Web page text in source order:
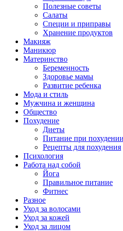
Полезные советы
Салаты
Специи и приправы
Хранение продуктов
Макияж
Маникюр
Материнство
Беременность
Здоровье мамы
Развитие ребенка
Мода и стиль
Мужчина и женщина
Общество
Похудение
Диеты
Питание при похудении
Рецепты для похудения
Психология
Работа над собой
Йога
Правильное питание
Фитнес
Разное
Уход за волосами
Уход за кожей
Уход за лицом